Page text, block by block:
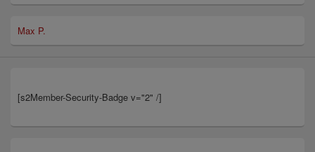
Max P.
[s2Member-Security-Badge v="2" /]